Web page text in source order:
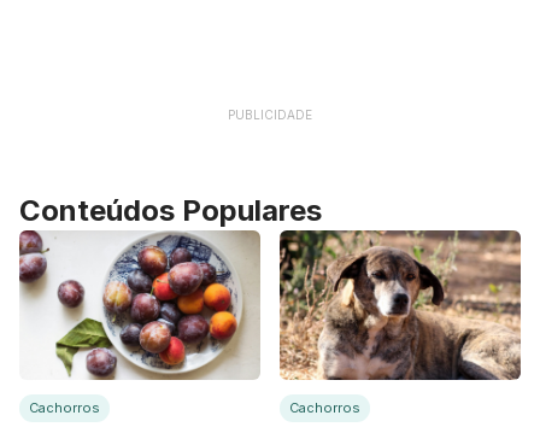
PUBLICIDADE
Conteúdos Populares
Cachorros Cachorros